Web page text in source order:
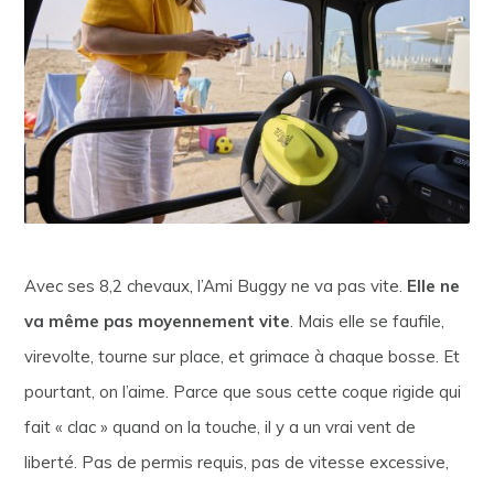
Avec ses 8,2 chevaux, l’Ami Buggy ne va pas vite. Elle ne
va même pas moyennement vite. Mais elle se faufile,
virevolte, tourne sur place, et grimace à chaque bosse. Et
pourtant, on l’aime. Parce que sous cette coque rigide qui
fait « clac » quand on la touche, il y a un vrai vent de
liberté. Pas de permis requis, pas de vitesse excessive,